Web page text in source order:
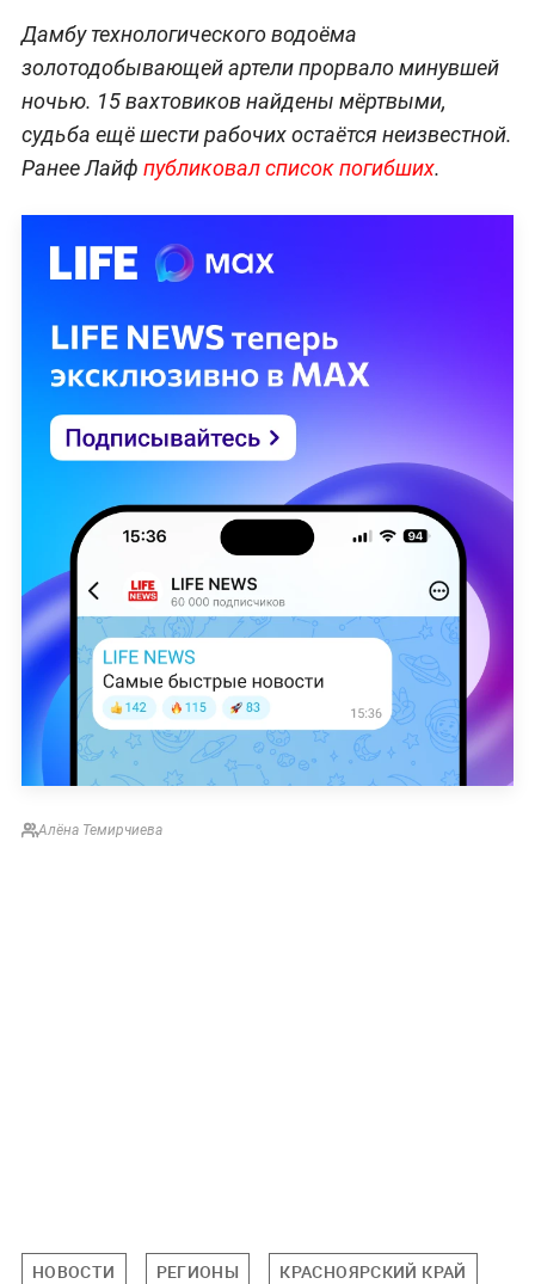
Дамбу технологического водоёма
золотодобывающей артели прорвало минувшей
ночью. 15 вахтовиков найдены мёртвыми,
судьба ещё шести рабочих остаётся неизвестной.
Ранее Лайф публиковал список погибших.
Алёна Темирчиева
НОВОСТИ РЕГИОНЫ КРАСНОЯРСКИЙ КРАЙ